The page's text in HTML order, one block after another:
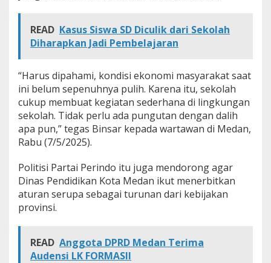
y
a
r
p
i
s
a
h
READ Kasus Siswa SD Diculik dari Sekolah
Diharapkan Jadi Pembelajaran
“Harus dipahami, kondisi ekonomi masyarakat saat
ini belum sepenuhnya pulih. Karena itu, sekolah
cukup membuat kegiatan sederhana di lingkungan
sekolah. Tidak perlu ada pungutan dengan dalih
apa pun,” tegas Binsar kepada wartawan di Medan,
Rabu (7/5/2025).
Politisi Partai Perindo itu juga mendorong agar
Dinas Pendidikan Kota Medan ikut menerbitkan
aturan serupa sebagai turunan dari kebijakan
provinsi.
READ Anggota DPRD Medan Terima
Audensi LK FORMASII